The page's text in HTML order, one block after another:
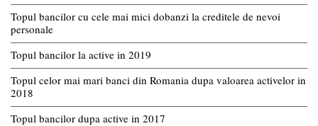
Topul bancilor cu cele mai mici dobanzi la creditele de nevoi
personale
Topul bancilor la active in 2019
Topul celor mai mari banci din Romania dupa valoarea activelor in
2018
Topul bancilor dupa active in 2017